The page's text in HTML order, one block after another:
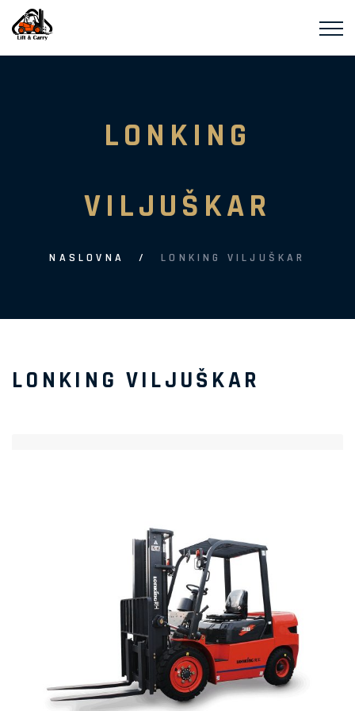
LONKING
VILJUŠKAR
NASLOVNA LONKING VILJUŠKAR
LONKING VILJUŠKAR